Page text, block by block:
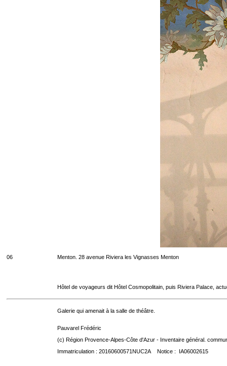
06 Menton. 28 avenue Riviera les Vignasses Menton
Hôtel de voyageurs dit Hôtel Cosmopolitain, puis Riviera Palace,
Galerie qui amenait à la salle de théâtre.
Pauvarel Frédéric
(c) Région Provence-Alpes-Côte d'Azur - Inventaire général.
Immatriculation : 20160600571NUC2A Notice : IA06002615